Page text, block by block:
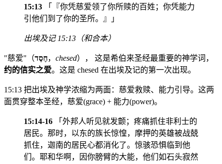
15:13 「『你凭慈爱领了你所赎的百姓；你凭能力
引他们到了你的圣所。』」
出埃及记 15:13（和合本）
"慈爱"（חֶסֶד， chesed）， 这是希伯来圣经最重要的神学词，
约的信实之爱。这是 chesed 在出埃及记的第一次出现。
15:13 把出埃及神学浓缩为两面：慈爱救赎、能力引导。这两
面贯穿整本圣经，慈爱(grace) + 能力(power)。
15:14-16 「外邦人听见就发颤；疼痛抓住非利士的
居民。那时，以东的族长惊惶，摩押的英雄被战兢
抓住，迦南的居民心都消化了。惊骇恐惧临到他
们。耶和华啊，因你膀臂的大能，他们如石头寂然